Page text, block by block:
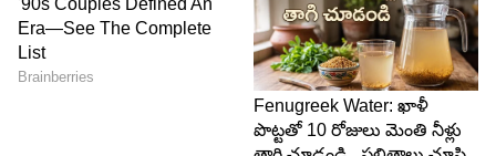
వృశ్చిక రాశి- కోరికలు నెరవేరడం